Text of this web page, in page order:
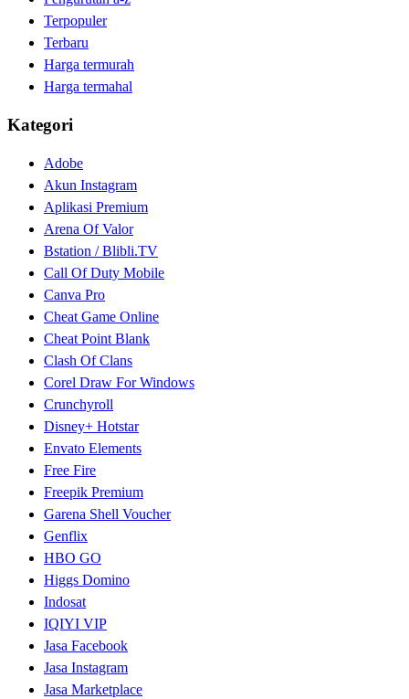
Terpopuler
Terbaru
Harga termurah
Harga termahal
Kategori
Adobe
Akun Instagram
Aplikasi Premium
Arena Of Valor
Bstation / Blibli.TV
Call Of Duty Mobile
Canva Pro
Cheat Game Online
Cheat Point Blank
Clash Of Clans
Corel Draw For Windows
Crunchyroll
Disney+ Hotstar
Envato Elements
Free Fire
Freepik Premium
Garena Shell Voucher
Genflix
HBO GO
Higgs Domino
Indosat
IQIYI VIP
Jasa Facebook
Jasa Instagram
Jasa Marketplace